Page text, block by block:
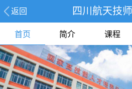
返回 四川航天技
首页 简介 课程